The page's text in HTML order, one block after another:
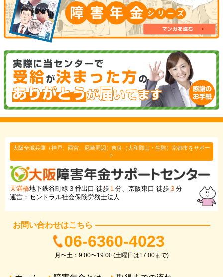
大阪全域兵庫（神戸、西宮、尼崎周辺）奈良（大和郡山・生駒）京都市をサポー
ト
天満橋地下鉄谷町線３番出口 徒歩 １ 分、京阪東口 徒歩 ３ 分
運営：セントラル社会保険労務士法人
お問い合わせはこちら
06-6360-4023
月〜土：9:00〜19:00 (土曜日は17:00まで)